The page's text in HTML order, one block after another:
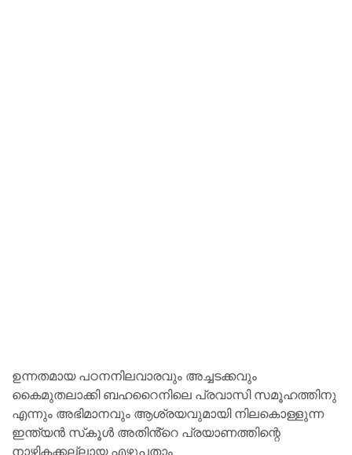
ഉന്നതമായ പഠനനിലവാരവും അച്ചടക്കവും
കൈമുതലാക്കി ബഹറൈനിലെ പ്രവാസി സമൂഹത്തിനു
എന്നും അഭിമാനവും ആശ്രയവുമായി നിലകൊള്ളുന്ന
ഇന്ത്യൻ സ്‌കൂൾ അതിൻ്റെ പ്രയാണത്തിന്റെ